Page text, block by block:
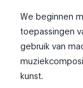
We beginnen
toepassingen
gebruik van
kunst.